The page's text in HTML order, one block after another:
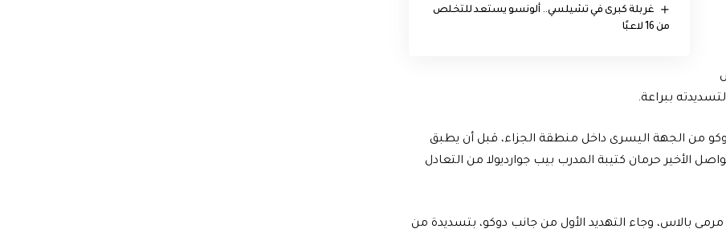
غربلة كبرى في تشيلسي.. ألونسو يستعد للتخلص
من 16 لاعبًا
ببراعة.
من الجهة اليسرى داخل منطقة الجزاء، قبل أن يطبق
الأخير حرمان كتيبة المدرب بيب جوارديولا من التعادل
بالاس، وجاء التهديد الأول من جانب دوكو، بتسديدة من